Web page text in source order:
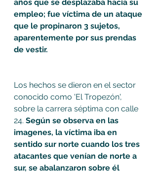
años que se desplazaba hacia su
empleo; fue víctima de un ataque
que le propinaron 3 sujetos,
aparentemente por sus prendas
de vestir.
Los hechos se dieron en el sector
conocido como 'El Tropezón',
sobre la carrera séptima con calle
24. Según se observa en las
imagenes, la víctima iba en
sentido sur norte cuando los tres
atacantes que venían de norte a
sur, se abalanzaron sobre él